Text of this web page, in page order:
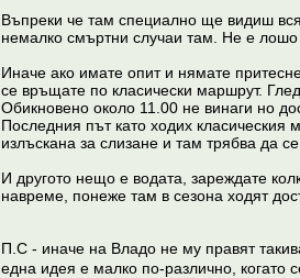
Въпреки че там специално ще видиш
немалко смъртни случаи там. Не е
Иначе ако имате опит и нямате
се връщате по класически маршрут.
Обикновено около 11.00 не винаги но
Последния път като ходих
излъскана за слизане и там трябва да
И другото нещо е водата, зареждате
навреме, понеже там в сезона ходят
П.С - иначе на Владо не му правят
една идея е малко по-различно, когато